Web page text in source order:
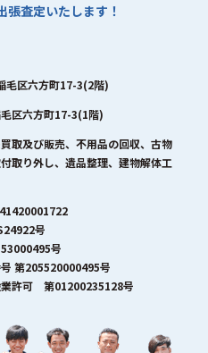
張査定いたします！
毛区六方町17-3(2階)
毛区六方町17-3(1階)
取及び販売、不用品の回収、古物
取り外し、遺品整理、建物解体工
号
号
第205520000495号
業許可 第01200235128号